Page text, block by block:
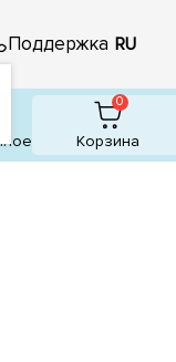
Поддержка RU
0
Корзина